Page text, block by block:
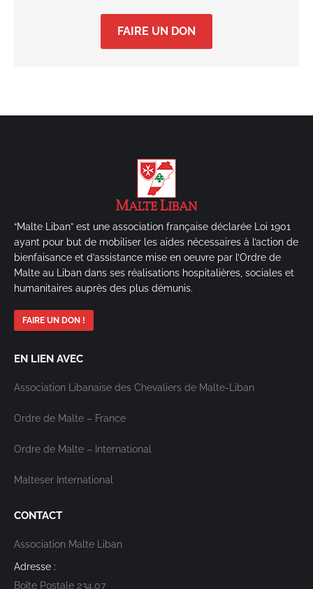
FAIRE UN DON
“Malte Liban” est une association française déclarée Loi 1901
ayant pour but de mobiliser les aides nécessaires à l’action de
bienfaisance et d’assistance mise en oeuvre par l’Ordre de
Malte au Liban dans ses réalisations hospitalières, sociales et
humanitaires auprès des plus démunis.
FAIRE UN DON !
EN LIEN AVEC
Association Libanaise des Chevaliers de Malte-Liban
Ordre de Malte – France
Ordre de Malte – International
Malteser International
CONTACT
Association Malte Liban
Adresse :
Boîte Postale 234.07